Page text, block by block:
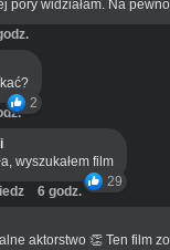
pory widziałam. Na
2
wyszukałem film
29
6 godz.
aktorstwo 👏 Ten film